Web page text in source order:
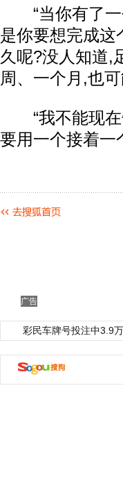
“当你有了一
是你要想完成这
久呢?没人知道,
周、一个月,也
“我不能现在
要用一个接着一
广告
彩民车牌号投注中3.9万